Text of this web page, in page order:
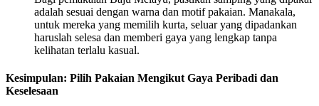
adalah sesuai dengan warna dan motif pakaian. Manakala,
untuk mereka yang memilih kurta, seluar yang dipadankan
haruslah selesa dan memberi gaya yang lengkap tanpa
kelihatan terlalu kasual.
Kesimpulan: Pilih Pakaian Mengikut Gaya Peribadi dan
Keselesaan